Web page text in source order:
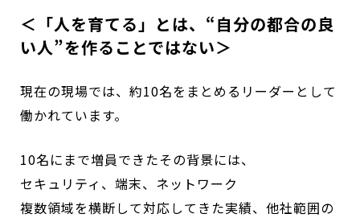
＜「人を育てる」とは、“自分の都合の良
い人”を作ることではない＞
現在の現場では、約10名をまとめるリーダーとして
働かれています。
10名にまで増員できたその背景には、
セキュリティ、端末、ネットワーク――
複数領域を横断して対応してきた実績、他社範囲の